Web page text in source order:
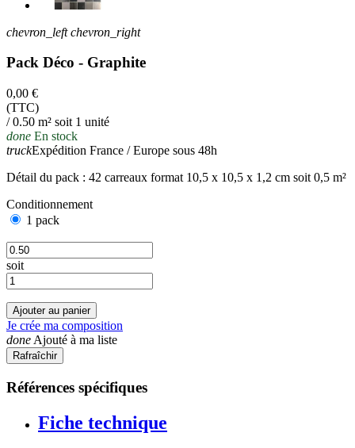
chevron_left chevron_right
Pack Déco - Graphite
0,00 €
(TTC)
/ 0.50 m² soit 1 unité
done En stock
truckExpédition France / Europe sous 48h
Détail du pack : 42 carreaux format 10,5 x 10,5 x 1,2 cm soit 0,5 m²
Conditionnement
1 pack
soit
Ajouter au panier
Je crée ma composition
done Ajouté à ma liste
Références spécifiques
Fiche technique